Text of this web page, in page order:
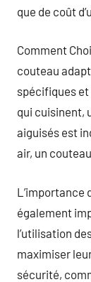
que de coût
Comment
couteau
spécifiques et
qui cuisinent,
aiguisés est
air, un
L’importance
également
l’utilisation
maximiser
sécurité,